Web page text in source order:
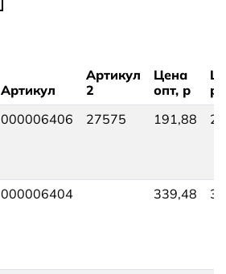
Артикул
Артикул
2
Цена
опт, р
р
000006406 27575 191,88
000006404 339,48